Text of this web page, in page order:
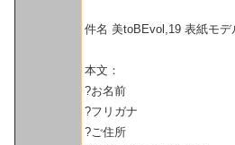
件名 美toBEvol,19 表紙モデ
本文：
?お名前
?フリガナ
?ご住所